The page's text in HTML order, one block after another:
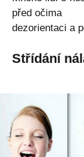
před očima
dezorientaci a
Střídání